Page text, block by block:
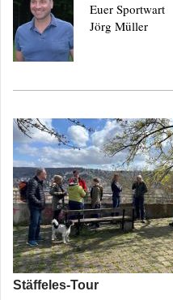
Euer Sportwart
Jörg Müller
Stäffeles-Tour